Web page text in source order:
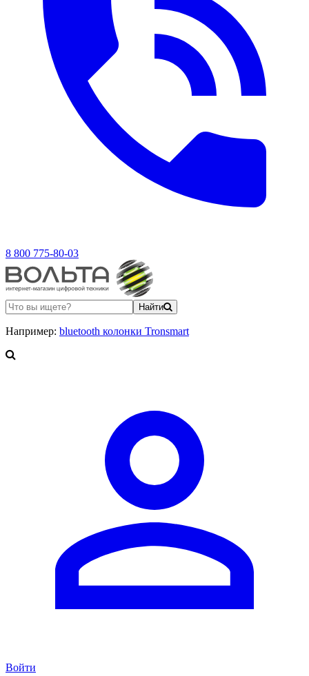
8 800 775-80-03
Найти
Например: bluetooth колонки Tronsmart
Войти